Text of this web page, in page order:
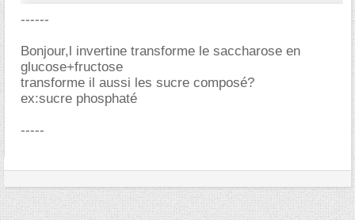
------
Bonjour,l invertine transforme le saccharose en
glucose+fructose
transforme il aussi les sucre composé?
ex:sucre phosphaté
-----